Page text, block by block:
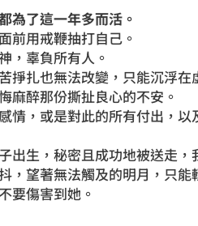
為了這一年多而活。
前用戒鞭抽打自己。
，辜負所有人。
掙扎也無法改變，只能沉浮在
麻醉那份撕扯良心的不安。
情，或是對此的所有付出，以
出生，秘密且成功地被送走
，望著無法觸及的明月，只能
要傷害到她。